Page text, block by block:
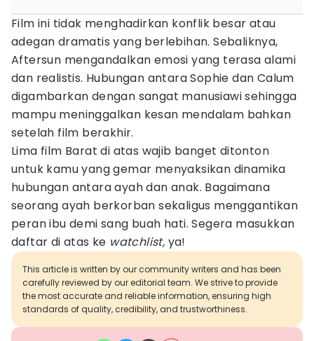
Film ini tidak menghadirkan konflik besar atau
adegan dramatis yang berlebihan. Sebaliknya,
Aftersun mengandalkan emosi yang terasa alami
dan realistis. Hubungan antara Sophie dan Calum
digambarkan dengan sangat manusiawi sehingga
mampu meninggalkan kesan mendalam bahkan
setelah film berakhir.
Lima film Barat di atas wajib banget ditonton
untuk kamu yang gemar menyaksikan dinamika
hubungan antara ayah dan anak. Bagaimana
seorang ayah berkorban sekaligus menggantikan
peran ibu demi sang buah hati. Segera masukkan
daftar di atas ke watchlist, ya!
This article is written by our community writers and has been
carefully reviewed by our editorial team. We strive to provide
the most accurate and reliable information, ensuring high
standards of quality, credibility, and trustworthiness.